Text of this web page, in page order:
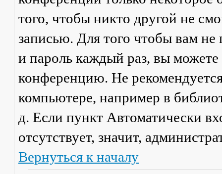
того, чтобы никто другой не
записью. Для того чтобы вам не
и пароль каждый раз, вы
конференцию. Не
компьютере, например в
д. Если пункт Автоматически
отсутствует, значит,
Вернуться к началу